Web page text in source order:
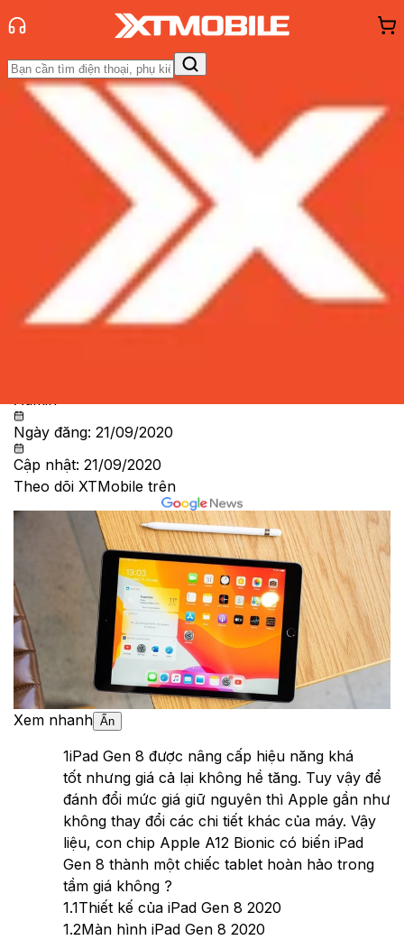
Trang chủ
Tin tức
Đánh Giá - Trên Tay
Đánh Giá - Trên TaySo Sánh Tư vấnKhuyến
Hỏi đáp App - Game Thông báo
hàng - Sự kiện
Trên tay iPad Gen 8: Chỉ thay đổi
mỗi con chip liệu có đủ sức giúp
iPad đứng vững trên thị trường máy
Admin
Ngày đăng: 21/09/2020
Cập nhật: 21/09/2020
Theo dõi XTMobile trên
Xem nhanh Ẩn
1iPad Gen 8 được nâng cấp hiệu năng khá
tốt nhưng giá cả lại không hề tăng. Tuy vậy để
đánh đổi mức giá giữ nguyên thì Apple gần như
không thay đổi các chi tiết khác của máy. Vậy
liệu, con chip Apple A12 Bionic có biến iPad
Gen 8 thành một chiếc tablet hoàn hảo trong
tầm giá không ?
1.1Thiết kế của iPad Gen 8 2020
1.2Màn hình iPad Gen 8 2020